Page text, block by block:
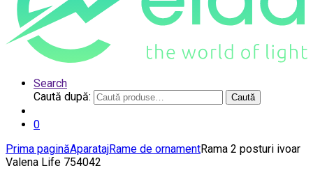
Search
Caută după:
Caută
0
Prima paginăAparatajRame de ornamentRama 2 posturi ivoar
Valena Life 754042